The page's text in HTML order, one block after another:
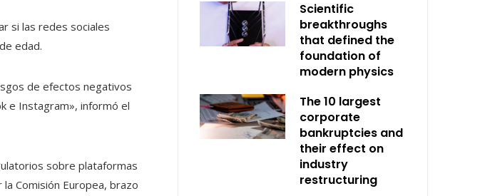
si las redes sociales
edad.
de efectos negativos
e Instagram», informó el
sobre plataformas
Comisión Europea, brazo
Scientific
breakthroughs
that defined the
foundation of
modern physics
The 10 largest
corporate
bankruptcies and
their effect on
industry
restructuring